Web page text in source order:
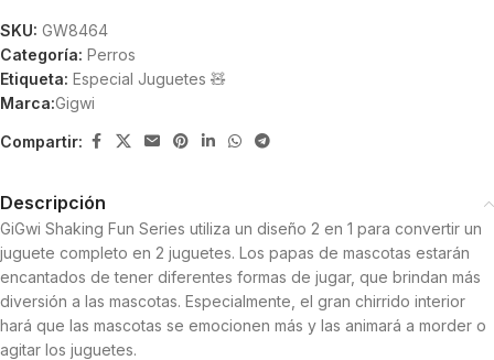
SKU: GW8464
Categoría: Perros
Etiqueta: Especial Juguetes 🧸
Marca:Gigwi
Compartir:
Descripción
GiGwi Shaking Fun Series utiliza un diseño 2 en 1 para convertir un
juguete completo en 2 juguetes. Los papas de mascotas estarán
encantados de tener diferentes formas de jugar, que brindan más
diversión a las mascotas. Especialmente, el gran chirrido interior
hará que las mascotas se emocionen más y las animará a morder o
agitar los juguetes.